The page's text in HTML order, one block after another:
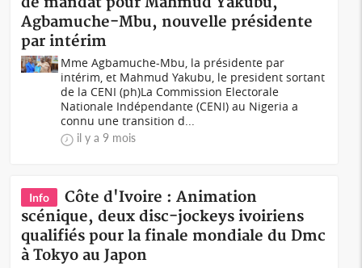
Agbamuche-Mbu, nouvelle présidente
par intérim
Mme Agbamuche-Mbu, la présidente par
intérim, et Mahmud Yakubu, le president sortant
de la CENI (ph)La Commission Electorale
Nationale Indépendante (CENI) au Nigeria a
connu une transition d...
il y a 9 mois
Info
Côte d'Ivoire : Animation
scénique, deux disc-jockeys ivoiriens
qualifiés pour la finale mondiale du Dmc
à Tokyo au Japon